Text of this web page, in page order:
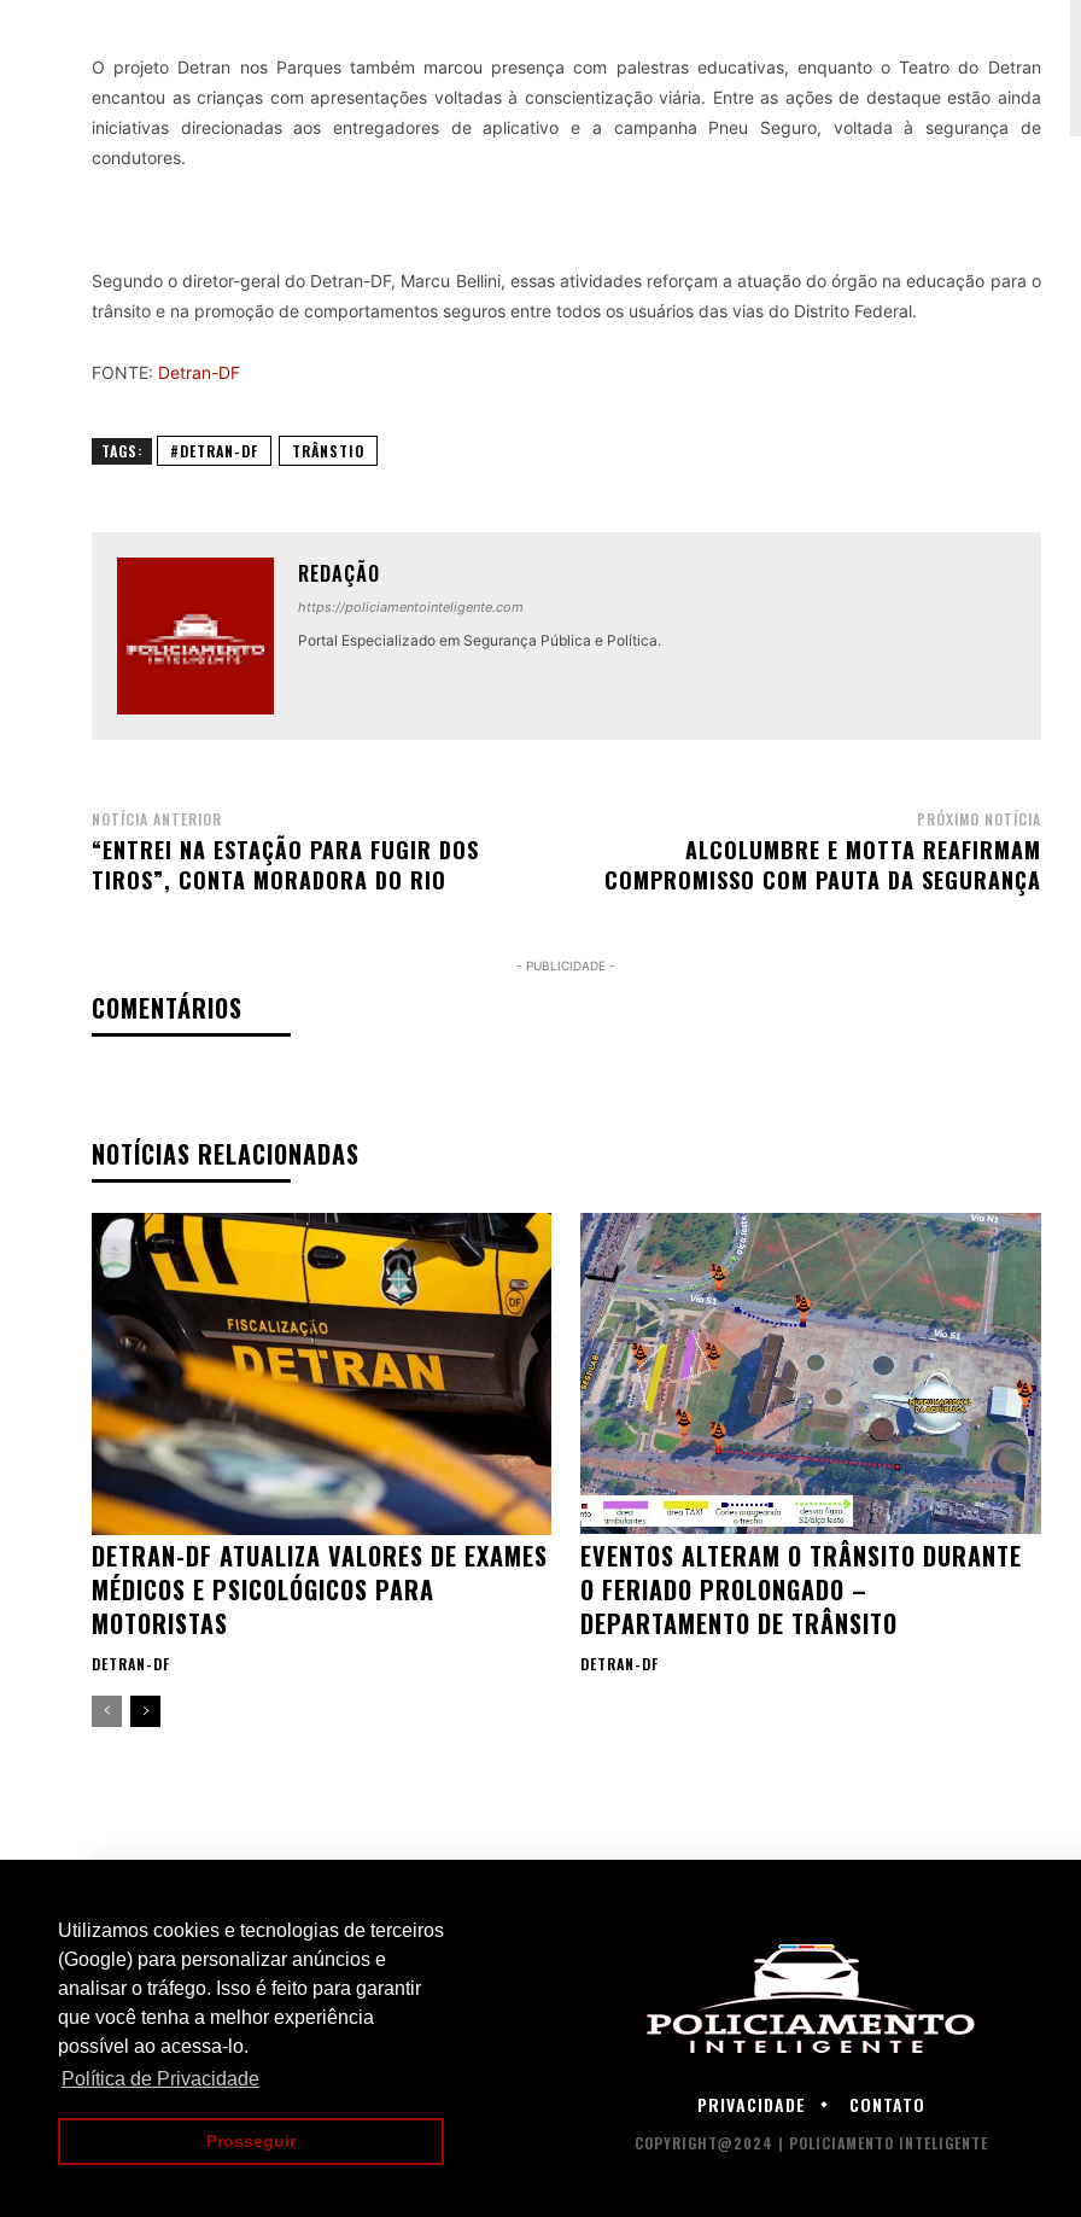
Utilizamos cookies e tecnologias de terceiros
(Google) para personalizar anúncios e
analisar o tráfego. Isso é feito para garantir
que você tenha a melhor experiência
possível ao acessa-lo.
Política de Privacidade
Prosseguir
O projeto Detran nos Parques também marcou presença com palestras educativas, enquanto o Teatro do Detran
encantou as crianças com apresentações voltadas à conscientização viária. Entre as ações de destaque estão ainda
iniciativas direcionadas aos entregadores de aplicativo e a campanha Pneu Seguro, voltada à segurança de
condutores.
Segundo o diretor-geral do Detran-DF, Marcu Bellini, essas atividades reforçam a atuação do órgão na educação para o
trânsito e na promoção de comportamentos seguros entre todos os usuários das vias do Distrito Federal.
FONTE: Detran-DF
TAGS: #DETRAN-DF TRÂNSTIO
REDAÇÃO
https://policiamentointeligente.com
Portal Especializado em Segurança Pública e Política.
NOTÍCIA ANTERIOR
“ENTREI NA ESTAÇÃO PARA FUGIR DOS
TIROS”, CONTA MORADORA DO RIO
PRÓXIMO NOTÍCIA
ALCOLUMBRE E MOTTA REAFIRMAM
COMPROMISSO COM PAUTA DA SEGURANÇA
- PUBLICIDADE -
COMENTÁRIOS
NOTÍCIAS RELACIONADAS
DETRAN-DF ATUALIZA VALORES DE EXAMES
MÉDICOS E PSICOLÓGICOS PARA
MOTORISTAS
DETRAN-DF
EVENTOS ALTERAM O TRÂNSITO DURANTE
O FERIADO PROLONGADO –
DEPARTAMENTO DE TRÂNSITO
DETRAN-DF
PRIVACIDADE CONTATO
COPYRIGHT@2024 | POLICIAMENTO INTELIGENTE